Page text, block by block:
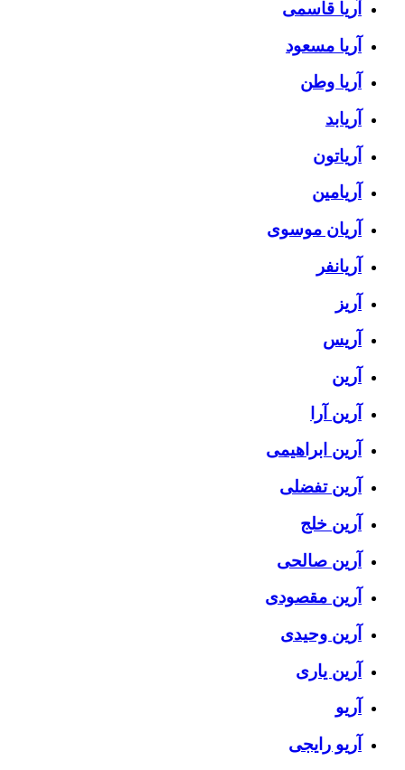
آریا قاسمی
آریا مسعود
آریا وطن
آریابد
آریاتون
آریامین
آریان موسوی
آریانفر
آریز
آریس
آرین
آرین آرا
آرین ابراهیمی
آرین تفضلی
آرین خلج
آرین صالحی
آرین مقصودی
آرین وحیدی
آرین یاری
آریو
آریو رایجی